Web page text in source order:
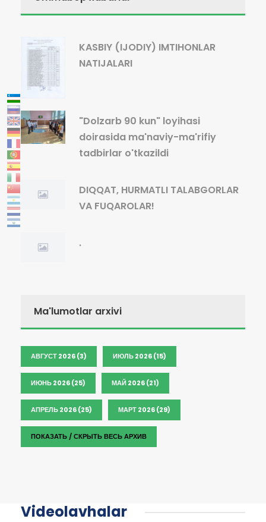
KASBIY (IJODIY) IMTIHONLAR
NATIJALARI
"Dolzarb 90 kun" loyihasi
doirasida ma'naviy-ma'rifiy
tadbirlar o'tkazildi
DIQQAT, HURMATLI TALABGORLAR
VA FUQAROLAR!
.
Ma'lumotlar arxivi
АВГУСТ 2026 (3) ИЮЛЬ 2026 (15)
ИЮНЬ 2026 (25) МАЙ 2026 (21)
АПРЕЛЬ 2026 (25) МАРТ 2026 (29)
ПОКАЗАТЬ / СКРЫТЬ ВЕСЬ АРХИВ
Videolavhalar